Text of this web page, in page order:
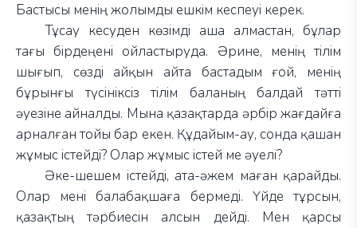
Бастысы менің жолымды ешкім кеспеуі керек.
Тұсау кесуден көзімді аша алмастан, бұлар
тағы бірдеңені ойластыруда. Әрине, менің тілім
шығып, сөзді айқын айта бастадым ғой, менің
бұрынғы түсініксіз тілім баланың балдай тәтті
әуезіне айналды. Мына қазақтарда әрбір жағдайға
арналған тойы бар екен. Құдайым-ау, сонда қашан
жұмыс істейді? Олар жұмыс істей ме әуелі?
Әке-шешем істейді, ата-әжем маған қарайды.
Олар мені балабақшаға бермеді. Үйде тұрсын,
қазақтың тәрбиесін алсын дейді. Мен қарсы